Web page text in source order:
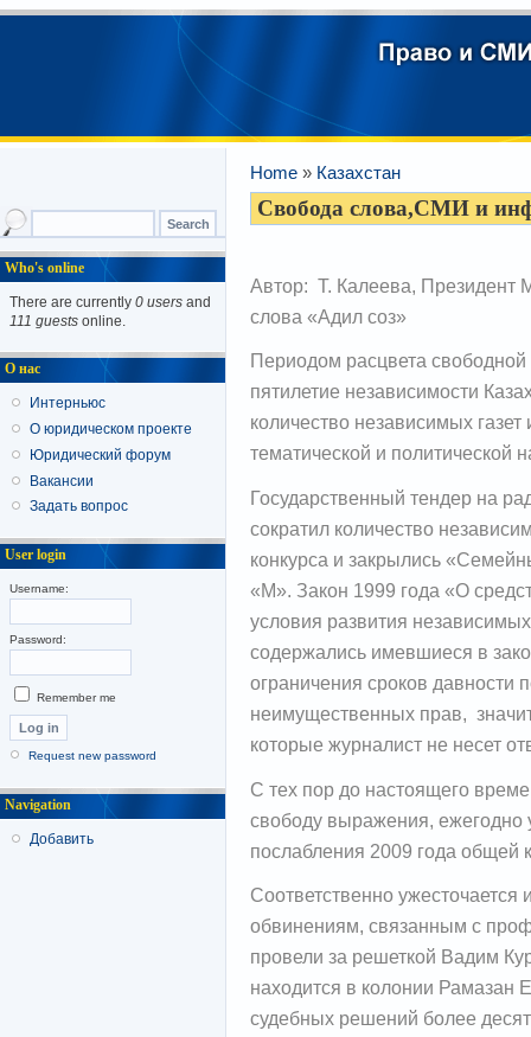
Home » Казахстан
Свобода слова,СМИ и
Автор: Т. Калеева, Президент
слова «Адил соз»
Периодом расцвета свободной
пятилетие независимости
количество независимых
тематической и политической
Государственный тендер на
сократил количество
конкурса и закрылись
«М». Закон 1999 года «О
условия развития
содержались имевшиеся в
ограничения сроков давности
неимущественных прав,
которые журналист не несет
С тех пор до настоящего
свободу выражения, ежегодно
послабления 2009 года общей
Соответственно
обвинениям, связанным с
провели за решеткой Вадим
находится в колонии Рамазан
судебных решений более
Who's online
There are currently 0 users and
111 guests online.
О нас
Интерньюс
О юридическом проекте
Юридический форум
Вакансии
Задать вопрос
User login
Username:
Password:
Remember me
Request new password
Navigation
Добавить